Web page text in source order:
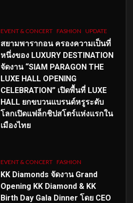
EVENT & CONCERT FASHION UPDATE
สยามพารากอน ครองความเป็นที่
หนึ่งของ LUXURY DESTINATION
จัดงาน “SIAM PARAGON THE
LUXE HALL OPENING
CELEBRATION” เปิดพื้นที่ LUXE
HALL ยกขบวนแบรนด์หรูระดับ
โลกเปิดแฟล็กชิปสโตร์แห่งแรกใน
เมืองไทย
EVENT & CONCERT FASHION
KK Diamonds จัดงาน Grand
Opening KK Diamond & KK
Birth Day Gala Dinner โดย CEO